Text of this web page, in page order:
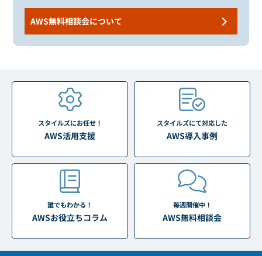
AWS無料相談会について
スタイルズにお任せ！
AWS活用支援
スタイルズにて対応した
AWS導入事例
誰でもわかる！
AWSお役立ちコラム
毎週開催中！
AWS無料相談会